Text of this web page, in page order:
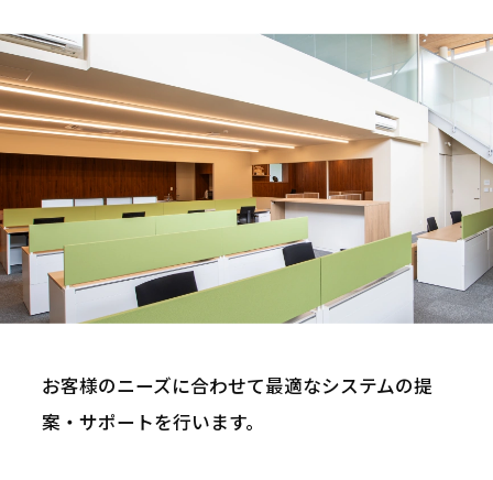
地域社会の持続的な発展に貢献します。
社員一人ひとりの幸せと成長を尊重し、変化を
お客様のニーズに合わせて最適なシステムの提
案・サポートを行います。